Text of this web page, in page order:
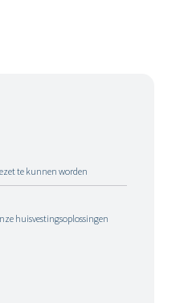
te kunnen worden
huisvestingsoplossingen